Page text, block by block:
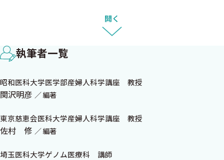
K 医療者のためのゲノム情報web検索法 〈中山智祥〉
2 遺伝カウンセリングに必要な基礎知識
A 染色体と遺伝子について 〈伊藤由紀，佐村 修〉
2）染色体疾患の検査法
B 染色体疾患の発生機序 〈佐古悠輔，倉橋浩樹〉
C G分染法，FISH法，定量PCR法 〈伊藤由紀，佐村 修〉
1）G分染法
3）定量PCR（QF—PCR法）
開く
執筆者一覧
昭和医科大学医学部産婦人科学講座 教授
関沢明彦 編著
東京慈恵会医科大学産婦人科学講座 教授
佐村 修 編著
埼玉医科大学ゲノム医療科 講師